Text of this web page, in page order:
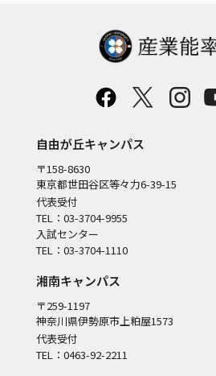
自由が丘キャンパス
〒158-8630
東京都世田谷区等々力6-39-15
代表受付
TEL：03-3704-9955
入試センター
TEL：03-3704-1110
湘南キャンパス
〒259-1197
神奈川県伊勢原市上粕屋1573
代表受付
TEL：0463-92-2211